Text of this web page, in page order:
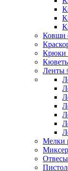
Ковши
Крюки
Ленты
Мелки
Отвесы